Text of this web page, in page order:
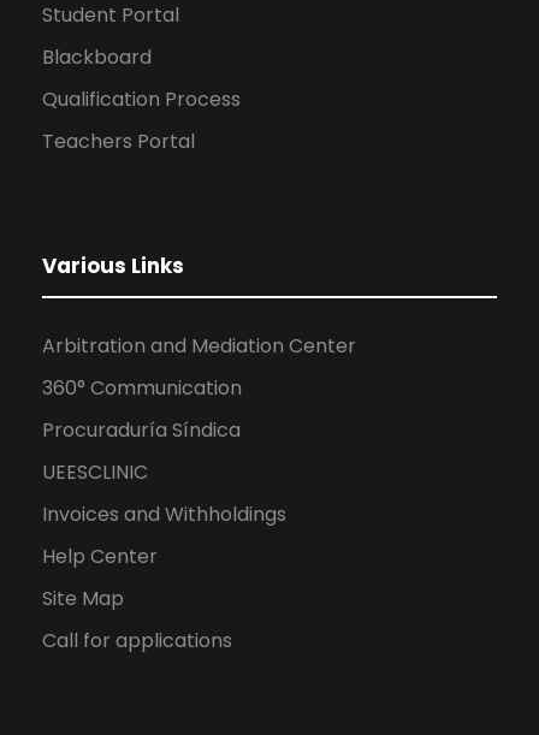
Student Portal
Blackboard
Qualification Process
Teachers Portal
Various Links
Arbitration and Mediation Center
360° Communication
Procuraduría Síndica
UEESCLINIC
Invoices and Withholdings
Help Center
Site Map
Call for applications